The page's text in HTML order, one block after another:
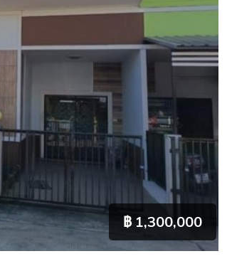
฿ 1,300,000